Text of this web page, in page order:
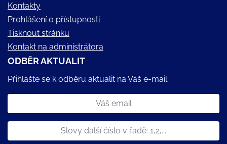
Kontakty
Prohlášení o přístupnosti
Tisknout stránku
Kontakt na administrátora
ODBĚR AKTUALIT
Přihlašte se k odběru aktualit na Váš e-mail: